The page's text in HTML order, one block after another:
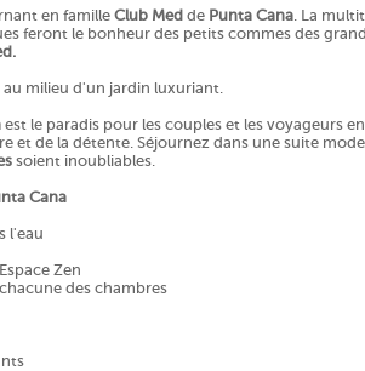
en famille Club Med de Punta Cana. La
feront le bonheur des petits commes des
au milieu d'un jardin luxuriant.
est le paradis pour les couples et les voyageurs
et de la détente. Séjournez dans une suite
soient inoubliables.
Cana
l'eau
Zen
des chambres